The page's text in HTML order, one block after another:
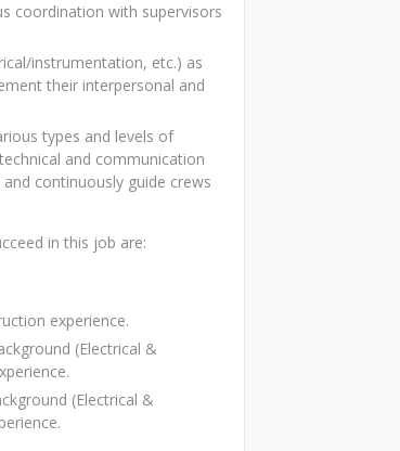
coordination with supervisors
instrumentation, etc.) as
their interpersonal and
types and levels of
and communication
continuously guide crews
in this job are:
experience.
(Electrical &
(Electrical &